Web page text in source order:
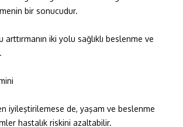
bir sonucudur.
iki yolu sağlıklı beslenme ve
iyileştirilemese de, yaşam ve beslenme
hastalık riskini azaltabilir.